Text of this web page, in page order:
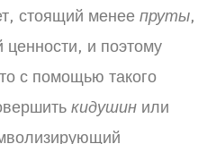
стоящий менее пруты,
ценности, и поэтому
с помощью такого
кидушин или